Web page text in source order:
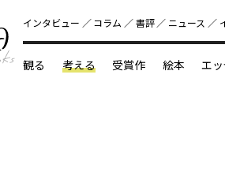
好書好日
インタビュー コラム 書評 ニュース
観る 考える 受賞作 絵本 エ